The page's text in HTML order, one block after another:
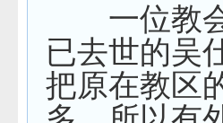
一位教会
已去世的吴
把原在教区